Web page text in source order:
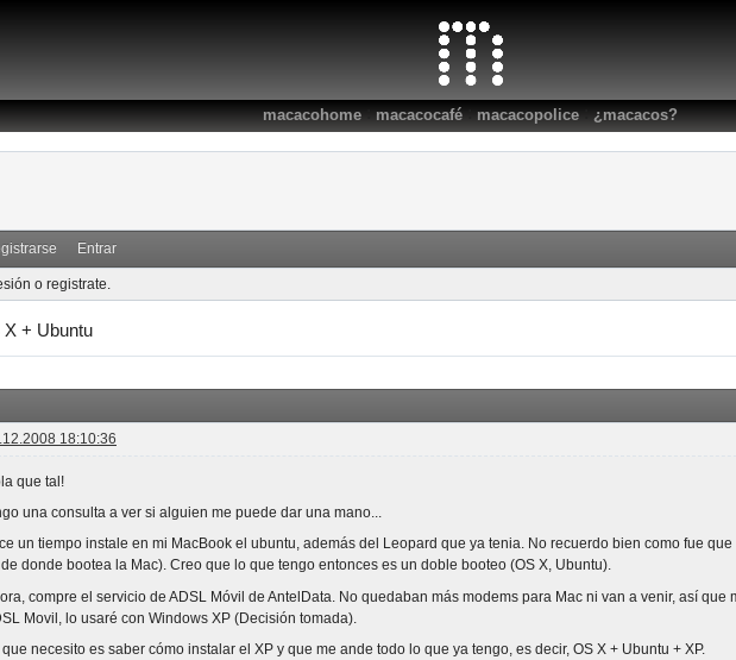
macacohome:macacocafé:macacopolice:¿macacos?
Entrar
o registrate.
+ Ubuntu
18:10:36
que tal!
una consulta a ver si alguien me puede dar una mano...
un tiempo instale en mi MacBook el ubuntu, además del Leopard que ya tenia. No recuerdo bien como fue
donde bootea la Mac). Creo que lo que tengo entonces es un doble booteo (OS X, Ubuntu).
compre el servicio de ADSL Móvil de AntelData. No quedaban más modems para Mac ni van a venir, así
Movil, lo usaré con Windows XP (Decisión tomada).
que necesito es saber cómo instalar el XP y que me ande todo lo que ya tengo, es decir, OS X + Ubuntu + XP.